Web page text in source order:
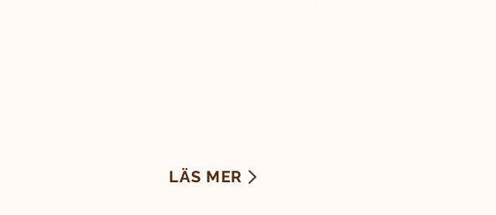
LÄS MER